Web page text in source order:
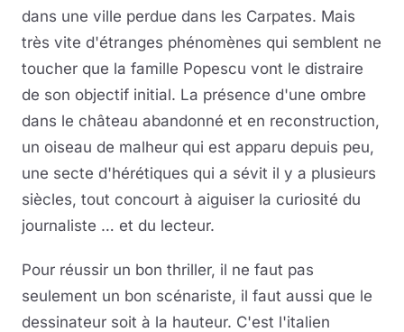
dans une ville perdue dans les Carpates. Mais
très vite d'étranges phénomènes qui semblent ne
toucher que la famille Popescu vont le distraire
de son objectif initial. La présence d'une ombre
dans le château abandonné et en reconstruction,
un oiseau de malheur qui est apparu depuis peu,
une secte d'hérétiques qui a sévit il y a plusieurs
siècles, tout concourt à aiguiser la curiosité du
journaliste … et du lecteur.
Pour réussir un bon thriller, il ne faut pas
seulement un bon scénariste, il faut aussi que le
dessinateur soit à la hauteur. C'est l'italien